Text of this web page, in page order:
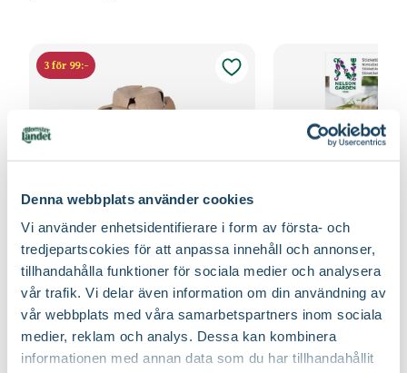
Denna webbplats använder cookies
Vi använder enhetsidentifierare i form av första- och
tredjepartscokies för att anpassa innehåll och annonser,
tillhandahålla funktioner för sociala medier och analysera
vår trafik. Vi delar även information om din användning av
vår webbplats med våra samarbetspartners inom sociala
medier, reklam och analys. Dessa kan kombinera
informationen med annan data som du har tillhandahållit
3 för 99:-
Fiberpots / Fiberkruka
Nelson Garden
3990
Välj butik
Online
Fåtal i lager
Sticketikett färg
Nelson Garden
Välj butik
Online